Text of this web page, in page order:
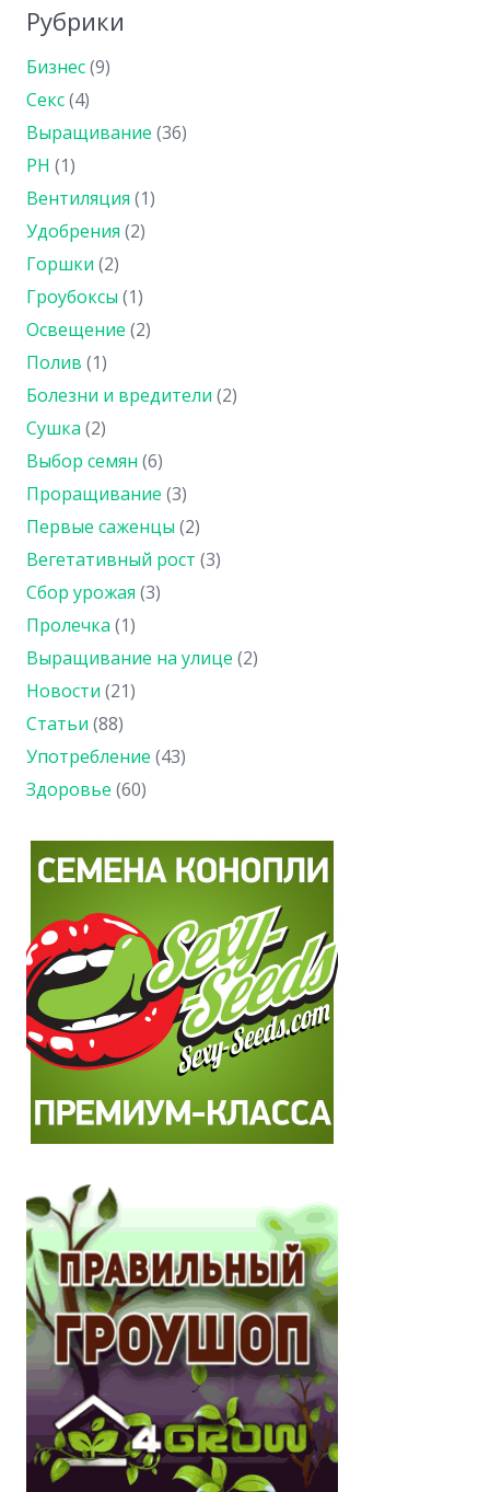
Рубрики
Бизнес(9)
Секс(4)
Выращивание (36)
PH (1)
Вентиляция (1)
Удобрения (2)
Горшки (2)
Гроубоксы (1)
Освещение (2)
Полив (1)
Болезни и вредители (2)
Сушка (2)
Выбор семян (6)
Проращивание (3)
Первые саженцы (2)
Вегетативный рост (3)
Сбор урожая (3)
Пролечка (1)
Выращивание на улице (2)
Новости (21)
Статьи (88)
Употребление (43)
Здоровье (60)